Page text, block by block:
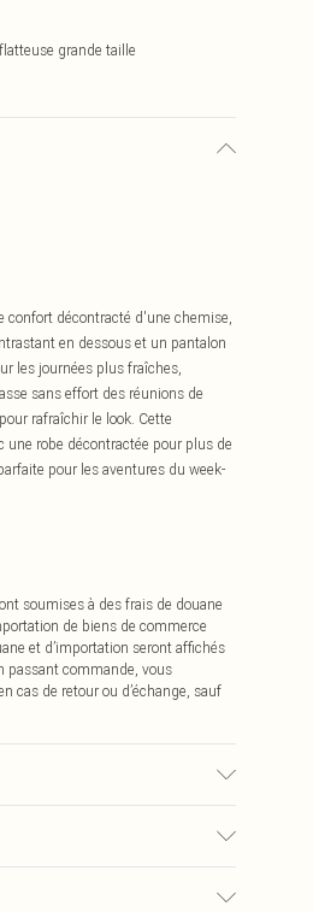
grande taille
confort décontracté d'une chemise,
en dessous et un pantalon
les journées plus fraîches,
sans effort des réunions de
rafraîchir le look. Cette
robe décontractée pour plus de
pour les aventures du week-
soumises à des frais de douane
de biens de commerce
et d’importation seront affichés
passant commande, vous
cas de retour ou d’échange, sauf